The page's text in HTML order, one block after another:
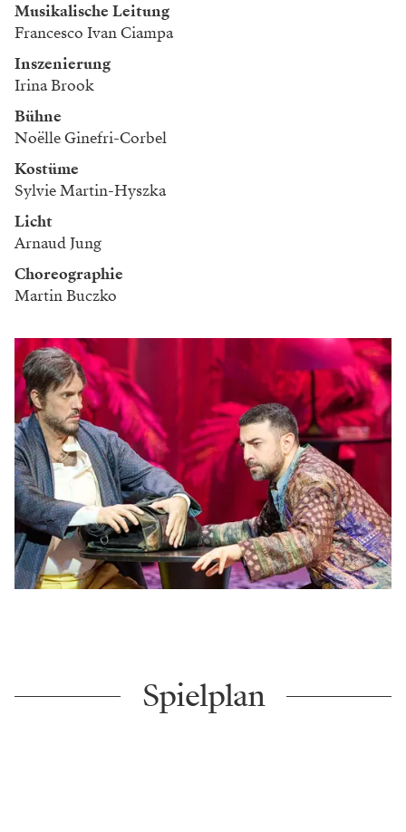
Musikalische Leitung
Francesco Ivan Ciampa
Inszenierung
Irina Brook
Bühne
Noëlle Ginefri-Corbel
Kostüme
Sylvie Martin-Hyszka
Licht
Arnaud Jung
Choreographie
Martin Buczko
Spielplan